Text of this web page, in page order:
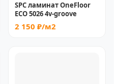
SPC ламинат OneFloor
ЕСО 5026 4v-groove
2 150 ₽/м2